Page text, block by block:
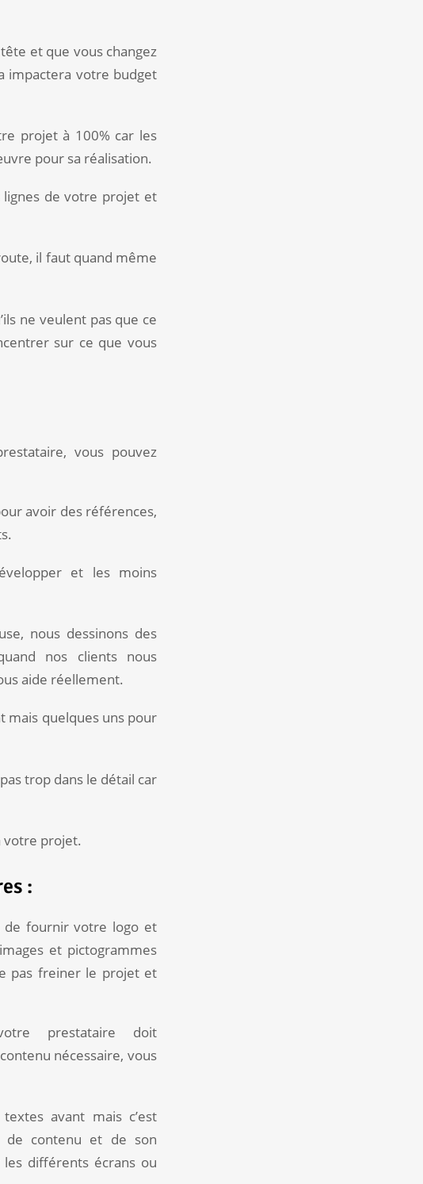
et que vous changez
impactera votre budget
projet à 100% car les
pour sa réalisation.
de votre projet et
il faut quand même
ne veulent pas que ce
sur ce que vous
vous pouvez
avoir des références,
et les moins
nous dessinons des
nos clients nous
aide réellement.
mais quelques uns pour
trop dans le détail car
votre projet.
:
de fournir votre logo et
et pictogrammes
pas freiner le projet et
prestataire doit
nécessaire, vous
avant mais c’est
de contenu et de son
les différents écrans ou